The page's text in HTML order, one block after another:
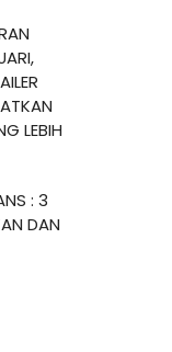
LEBIH
: 3
DAN